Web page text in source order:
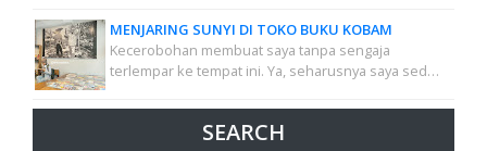
MENJARING SUNYI DI TOKO BUKU KOBAM
Kecerobohan membuat saya tanpa sengaja
terlempar ke tempat ini. Ya, seharusnya saya sed…
SEARCH